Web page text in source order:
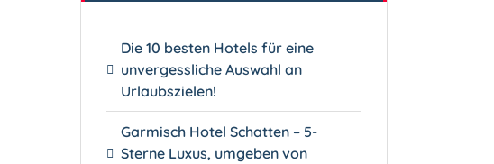
Die 10 besten Hotels für eine
unvergessliche Auswahl an
Urlaubszielen!
Garmisch Hotel Schatten – 5-
Sterne Luxus, umgeben von